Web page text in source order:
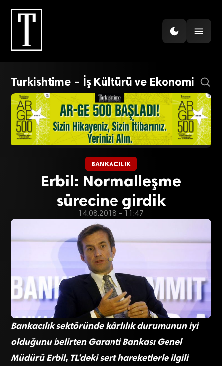
Turkishtime – İş Kültürü ve Ekonomi
BANKACILIK
Erbil: Normalleşme
sürecine girdik
14.08.2018 - 11:47
Bankacılık sektöründe kârlılık durumunun iyi
olduğunu belirten Garanti Bankası Genel
Müdürü Erbil, TL’deki sert hareketlerle ilgili